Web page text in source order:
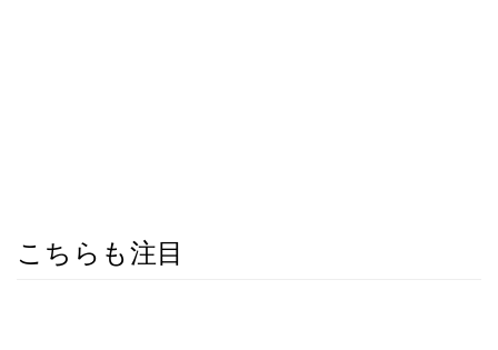
こちらも注目